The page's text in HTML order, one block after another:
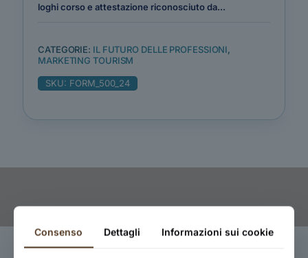
loghi corso e attestazione riconosciuto da...
CATEGORIE: IL FUTURO DELLE PROFESSIONI,
MARKETING TOURISM
SKU: FORM_500_24
Consenso Dettagli Informazioni sui cookie